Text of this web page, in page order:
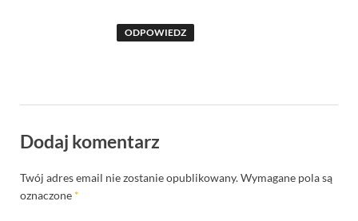
ODPOWIEDZ
Dodaj komentarz
Twój adres email nie zostanie opublikowany.Wymagane pola są
oznaczone *